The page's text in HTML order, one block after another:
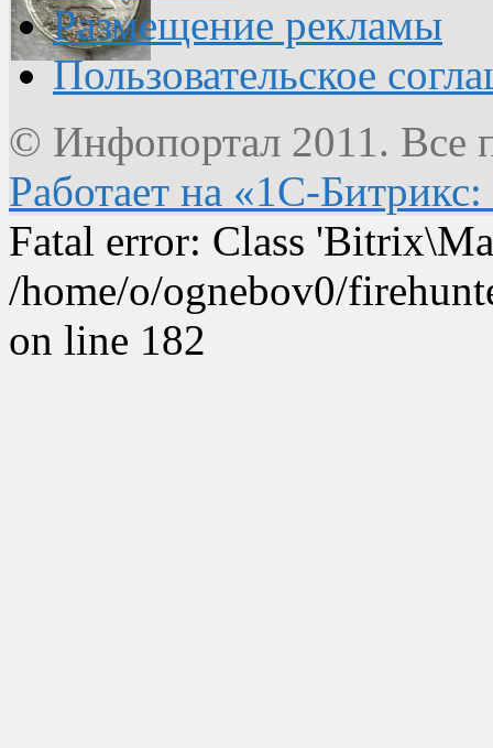
Размещение рекламы
Пользовательское
© Инфопортал 2011. Все
Работает на «1С-
Fatal error: Class
/home/o/ognebov0/
on line 182